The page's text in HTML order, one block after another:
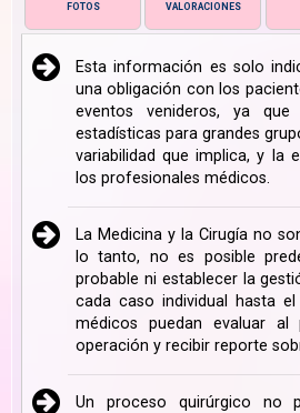
FOTOS
VALORACIONES
Esta información es solo
una obligación con los
eventos venideros, ya
estadísticas para grandes
variabilidad que implica, y la
los profesionales médicos.
La Medicina y la Cirugía no
lo tanto, no es posible
probable ni establecer la
cada caso individual hasta
médicos puedan evaluar
operación y recibir reporte
Un proceso quirúrgico no